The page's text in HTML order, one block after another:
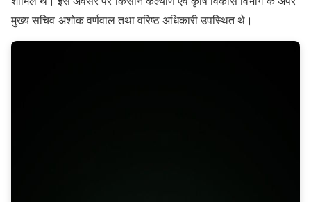
मुख्य सचिव अशोक वर्णवाल तथा वरिष्ठ अधिकारी उपस्थित थे।